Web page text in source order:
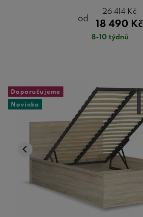
od
18 490 Kč
26 414Kč
8-10 týdnů
Doporučujeme
Novinka